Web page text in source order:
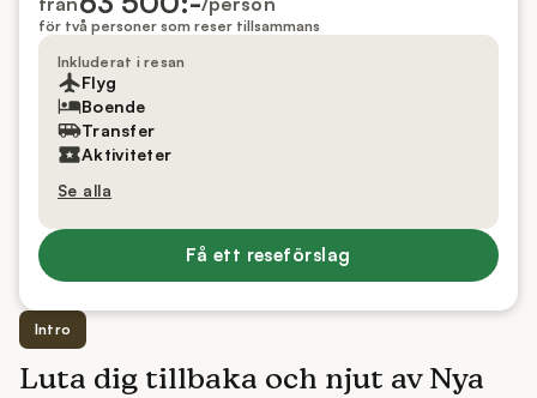
Intro
Luta dig tillbaka och njut av Nya
för två personer som reser tillsammans
Inkluderat i resan
Flyg
Boende
Transfer
Aktiviteter
Se alla
Få ett reseförslag